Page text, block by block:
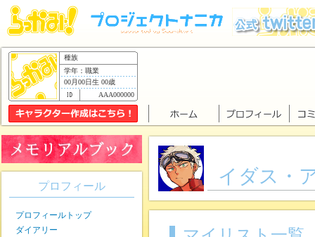
種族
学年：職業
00月00日生 00歳
AAA000000
イダス・
プロフィール
プロフィールトップ
ダイアリー